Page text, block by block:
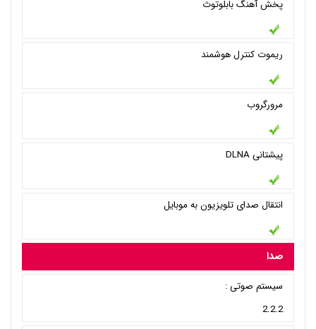
پخش آهنگ بابلوتوث
ریموت کنترل هوشمند
مرورگروب
پیشتانی DLNA
انتقال صدای تلویزیون به موبایل
صدا
سیستم صوتی :
2.2.2